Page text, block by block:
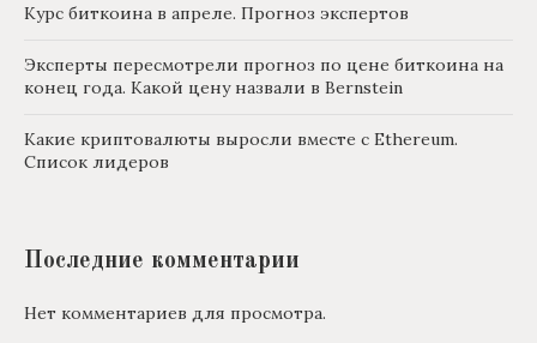
Курс биткоина в апреле. Прогноз экспертов
Эксперты пересмотрели прогноз по цене биткоина на
конец года. Какой цену назвали в Bernstein
Какие криптовалюты выросли вместе с Ethereum.
Список лидеров
Последние комментарии
Нет комментариев для просмотра.